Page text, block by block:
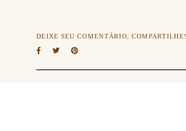
DEIXE SEU COMENTÁRIO, COMPARTILHE!